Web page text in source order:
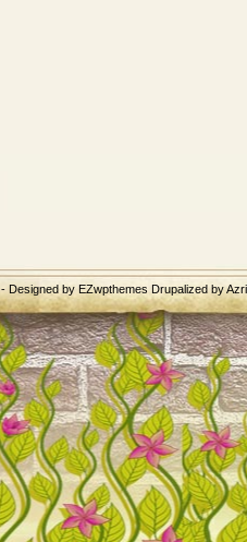
- Designed byEZwpthemesDrupalized by